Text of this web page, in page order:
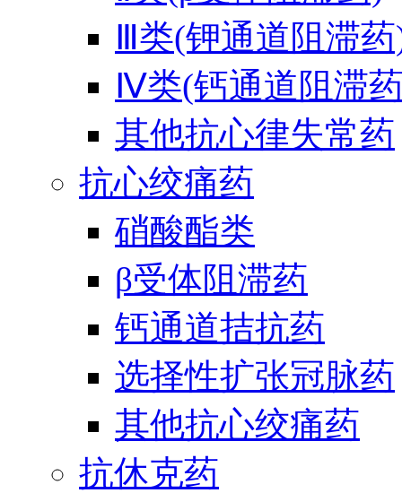
Ⅲ类(钾通道阻滞
Ⅳ类(钙通道阻滞
其他抗心律失常药
抗心绞痛药
硝酸酯类
β受体阻滞药
钙通道拮抗药
选择性扩张冠脉药
其他抗心绞痛药
抗休克药